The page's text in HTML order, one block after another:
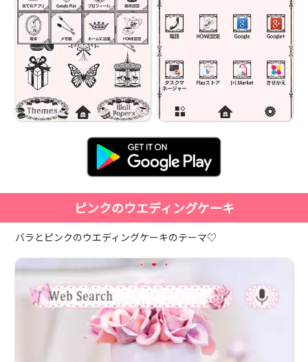
ピンクのウエディングケーキ
バラとピンクのウエディングケーキのテーマ♡